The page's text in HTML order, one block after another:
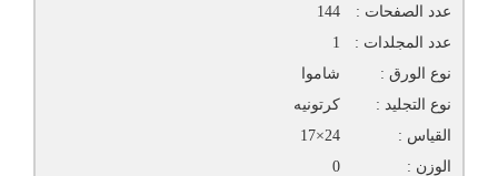
عدد الصفحات :
144
عدد المجلدات :
1
نوع الورق :
شاموا
نوع التجليد :
كرتونيه
القياس :
24×17
الوزن :
0